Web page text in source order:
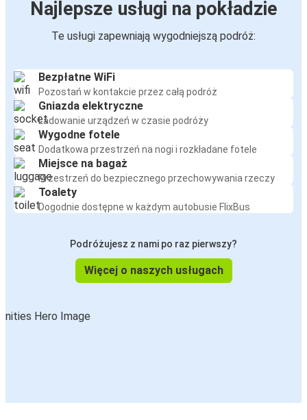
Najlepsze usługi na pokładzie
Te usługi zapewniają wygodniejszą podróż:
Bezpłatne WiFi
Pozostań w kontakcie przez całą podróż
Gniazda elektryczne
Ładowanie urządzeń w czasie podróży
Wygodne fotele
Dodatkowa przestrzeń na nogi i rozkładane fotele
Miejsce na bagaż
Przestrzeń do bezpiecznego przechowywania rzeczy
Toalety
Dogodnie dostępne w każdym autobusie FlixBus
Podróżujesz z nami po raz pierwszy?
Więcej o naszych usługach